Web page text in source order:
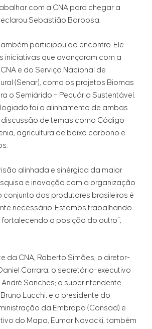
com a CNA para chegar a
Sebastião Barbosa.
participou do encontro. Ele
iniciativas que avançaram com a
e do Serviço Nacional de
(Senar), como os projetos Biomas
o Semiárido – Pecuária Sustentável.
foi o alinhamento de ambas
de temas como Código
agricultura de baixo carbono e
alinhada e sinérgica da maior
e inovação com a organização
conjunto dos produtores brasileiros é
necessário. Estamos trabalhando
fortalecendo a posição do outro”,
da CNA, Roberto Simões; o diretor-
Carrara; o secretário-executivo
André Sanches; o superintendente
Lucchi; e o presidente do
da Embrapa (Consad) e
do Mapa, Eumar Novacki, também